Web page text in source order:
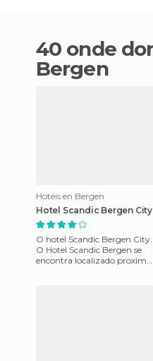
40 onde dormir em
Bergen
Hotéis en Bergen
Hotel Scandic Bergen City
O hotel Scandic Bergen City.
O Hotel Scandic Bergen se
encontra localizado proximo